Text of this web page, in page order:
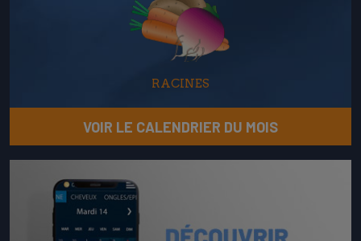
RACINES
VOIR LE CALENDRIER DU MOIS